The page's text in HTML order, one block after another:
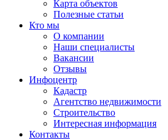
Карта объектов
Полезные статьи
Кто мы
О компании
Наши специалисты
Вакансии
Отзывы
Инфоцентр
Кадастр
Агентство недвижимости
Строительство
Интересная информация
Контакты